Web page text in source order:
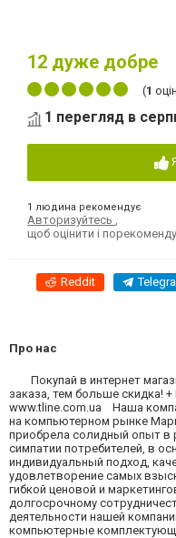
12 дуже добре
(1
1 перегляд в
1 людина рекомендує
Авторизуйтесь
щоб оцінити і
Reddit
Про нас
Покупай в интернет
заказа, тем больше скидка!
www.tline.com.ua Наша
на компьютерном рынке
приобрела солидный опыт в
симпатии потребителей, в
индивидуальный подход,
удовлетворение самых
гибкой ценовой и
долгосрочному
деятельности нашей
компьютерные